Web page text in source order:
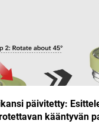
päivitetty:
kääntyvän